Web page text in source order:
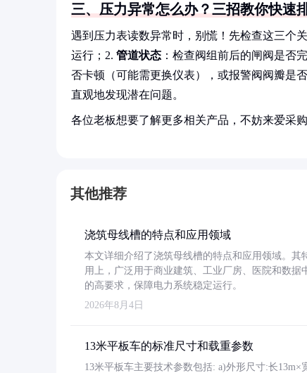
三、压力异常怎么办？三招教你快速
遇到压力表读数异常时，别慌！先检查这三个
运行；2. 管道状态 ：检查阀组前后的闸阀是否
否卡顿（可能需更换仪表），或报警阀阀瓣是
直观地发现潜在问题。
各位老板想要了解更多相关产品，不妨来爱采
其他推荐
浇筑母线槽的特点和应用领域
本文详细介绍了浇筑母线槽的特点和应用领域。
用上，广泛用于商业建筑、工业厂房、医院和数
的高要求，保障电力系统稳定运行。
2026年8月4日
13米平板车的标准尺寸和载重参数
13米平板车主要技术参数包括: a)外形尺寸:长